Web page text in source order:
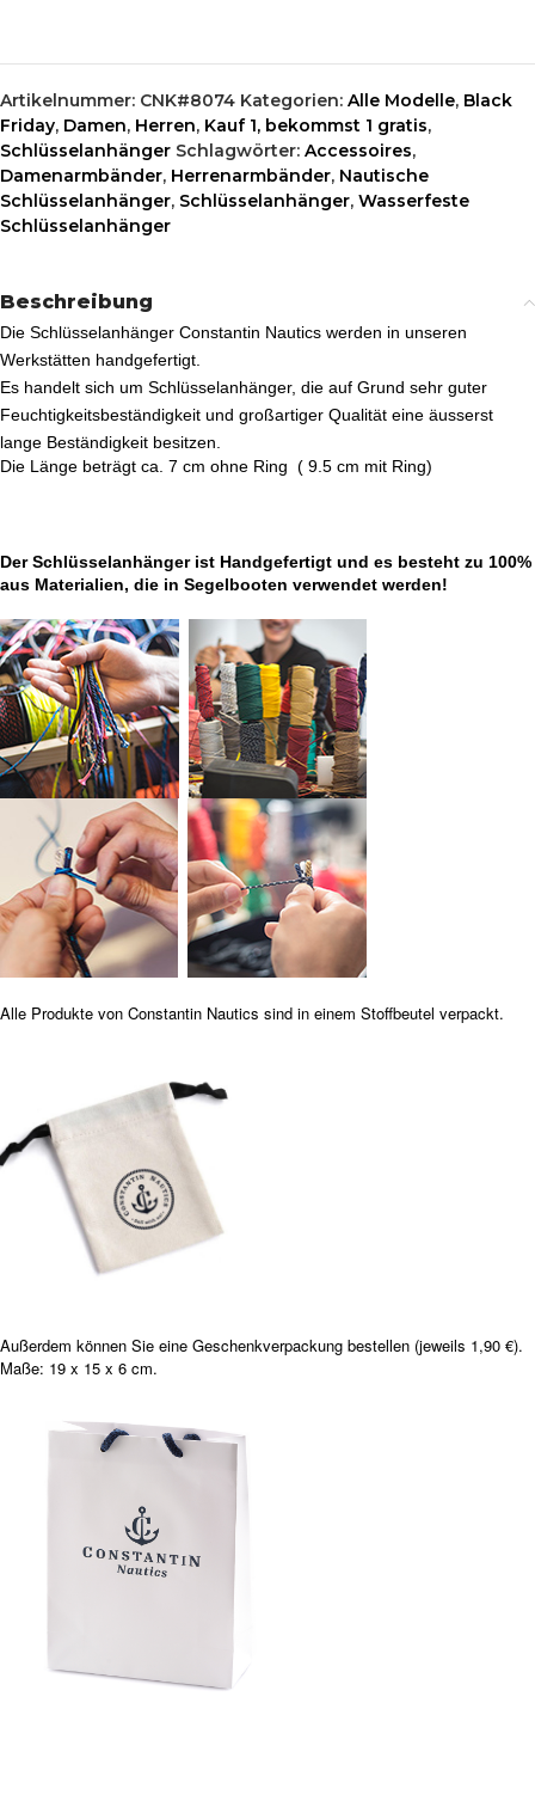
Artikelnummer: CNK#8074 Kategorien: Alle Modelle, Black
Friday, Damen, Herren, Kauf 1, bekommst 1 gratis,
Schlüsselanhänger Schlagwörter: Accessoires,
Damenarmbänder, Herrenarmbänder, Nautische
Schlüsselanhänger, Schlüsselanhänger, Wasserfeste
Schlüsselanhänger
Beschreibung
Die Schlüsselanhänger Constantin Nautics werden in unseren
Werkstätten handgefertigt.
Es handelt sich um Schlüsselanhänger, die auf Grund sehr guter
Feuchtigkeitsbeständigkeit und großartiger Qualität eine äusserst
lange Beständigkeit besitzen.
Die Länge beträgt ca. 7 cm ohne Ring ( 9.5 cm mit Ring)
DerSchlüsselanhänger ist Handgefertigt und es besteht zu 100%
aus Materialien, die in Segelbooten verwendet werden!
Alle Produkte von Constantin Nautics sind in einem Stoffbeutel verpackt.
Außerdem können Sie eine Geschenkverpackung bestellen (jeweils 1,90 €).
Maße: 19 x 15 x 6 cm.